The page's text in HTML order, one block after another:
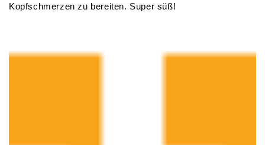
Kopfschmerzen zu bereiten. Super süß!